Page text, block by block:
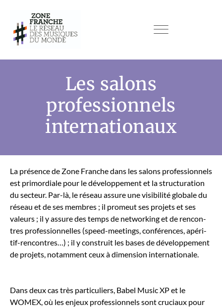
Les salons
professionnels
internationaux
La présence de Zone Franche dans les salons pro­fes­sion­nels
est pri­mor­diale pour le développe­ment et la struc­tura­tion
du secteur. Par-là, le réseau assure une vis­i­bil­ité glob­ale du
réseau et de ses mem­bres ; il promeut ses pro­jets et ses
valeurs ; il y assure des temps de net­work­ing et de ren­con­
tres pro­fes­sion­nelles (speed-meet­ings, con­férences, apéri­
tif-ren­con­tres…) ; il y con­stru­it les bases de développe­ment
de pro­jets, notam­ment ceux à dimen­sion inter­na­tionale.
Dans deux cas très par­ti­c­uliers, Babel Music XP et le
WOMEX, où les enjeux pro­fes­sion­nels sont cru­ci­aux pour